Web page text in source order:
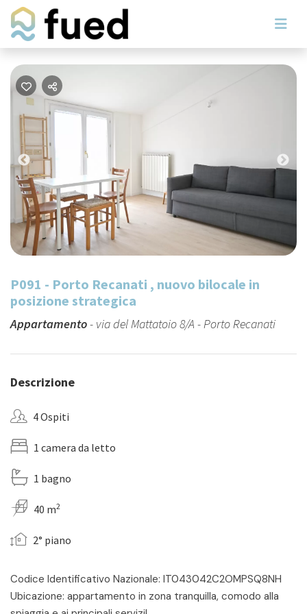
Previous
P091 - Porto Recanati , nuovo bilocale in
posizione strategica
Appartamento- via del Mattatoio 8/A - Porto Recanati
Descrizione
4 Ospiti
1 camera da letto
1 bagno
40 m2
2° piano
Codice Identificativo Nazionale: IT043042C2OMPSQ8NH
Ubicazione: appartamento in zona tranquilla, comodo alla